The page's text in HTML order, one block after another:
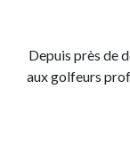
Depuis près de
aux golfeurs